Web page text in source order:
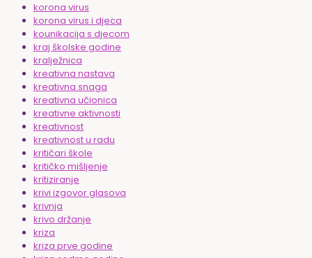
korona virus
korona virus i djeca
kounikacija s djecom
kraj školske godine
kralježnica
kreativna nastava
kreativna snaga
kreativna učionica
kreativne aktivnosti
kreativnost
kreativnost u radu
kritičari škole
kritičko mišljenje
kritiziranje
krivi izgovor glasova
krivnja
krivo držanje
kriza
kriza prve godine